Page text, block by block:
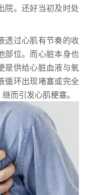
院。还好当初及时处
透过心肌有节奏的收
部位。而心脏本身也
是供给心脏血液与氧
循环出现堵塞或完全
而引发心肌梗塞。